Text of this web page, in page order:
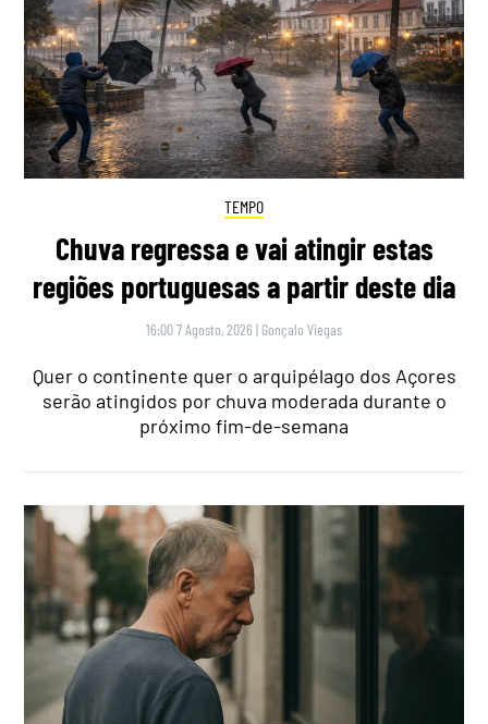
TEMPO
Chuva regressa e vai atingir estas
regiões portuguesas a partir deste dia
16:00 7 Agosto, 2026 | Gonçalo Viegas
Quer o continente quer o arquipélago dos Açores
serão atingidos por chuva moderada durante o
próximo fim-de-semana